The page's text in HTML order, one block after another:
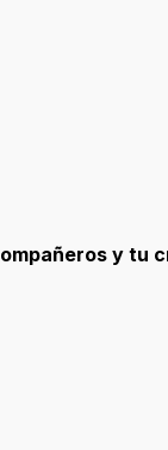
y tu